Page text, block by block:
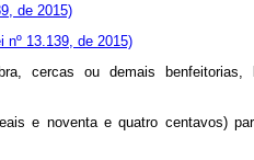
de 2015)
13.139, de 2015)
cercas ou demais
e noventa e quatro centavos)